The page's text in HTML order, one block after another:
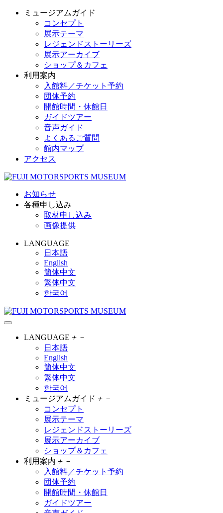
ミュージアムガイド
コンセプト
展示テーマ
レジェンドストーリーズ
展示アーカイブ
ショップ＆カフェ
利用案内
入館料／チケット予約
団体予約
開館時間・休館日
ガイドツアー
音声ガイド
よくあるご質問
館内マップ
アクセス
お知らせ
各種申し込み
取材申し込み
画像提供
LANGUAGE
日本語
English
簡体中文
繁体中文
한국어
LANGUAGE ＋ －
日本語
English
簡体中文
繁体中文
한국어
ミュージアムガイド ＋ －
コンセプト
展示テーマ
レジェンドストーリーズ
展示アーカイブ
ショップ＆カフェ
利用案内 ＋ －
入館料／チケット予約
団体予約
開館時間・休館日
ガイドツアー